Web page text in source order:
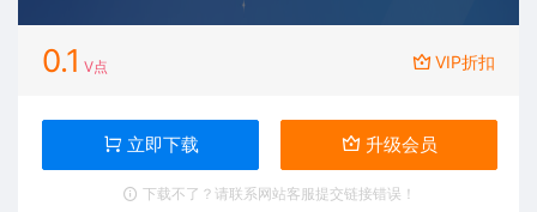
0.1 V点 VIP折扣
立即下载 升级会员
下载不了？请联系网站客服提交链接错误！